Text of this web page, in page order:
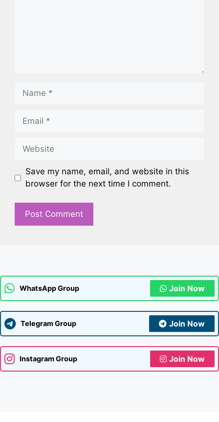
Name
Email
Website
Save my name, email, and website in this
browser for the next time I comment.
WhatsApp Group Join Now
Telegram Group Join Now
Instagram Group Join Now